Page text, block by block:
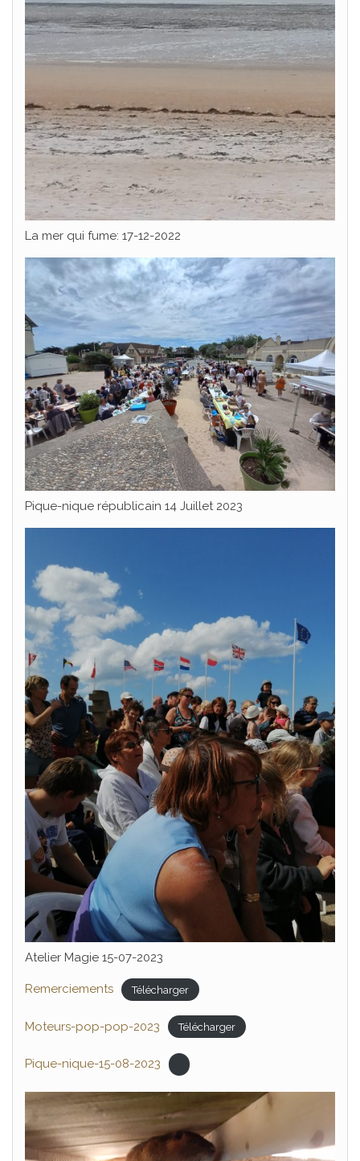
La mer qui fume: 17-12-2022
Pique-nique républicain 14 Juillet 2023
Atelier Magie 15-07-2023
Remerciements Télécharger
Moteurs-pop-pop-2023 Télécharger
Pique-nique-15-08-2023